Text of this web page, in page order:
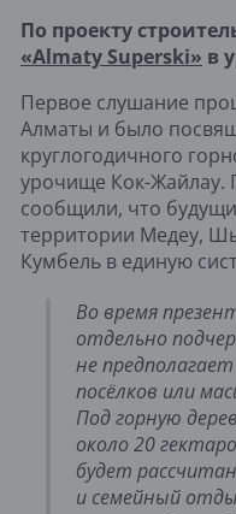
По проекту
«Almaty Superski» в
Первое слушание
Алматы и было
круглогодичного
урочище Кок-Жайлау.
сообщили, что
территории Медеу,
Кумбель в единую
Во время
отдельно
не
посёлков или
Под горную
около 20
будет
и семейный